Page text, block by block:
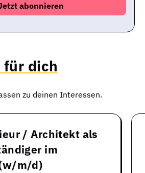
für dich
zu deinen Interessen.
/ Architekt als
im
m/d)